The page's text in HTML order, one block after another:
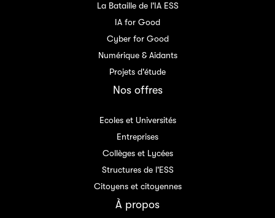
La Bataille de l'IA ESS
IA for Good
Cyber for Good
Numérique & Aidants
Projets d'étude
Nos offres
Ecoles et Universités
Entreprises
Collèges et Lycées
Structures de l'ESS
Citoyens et citoyennes
À propos